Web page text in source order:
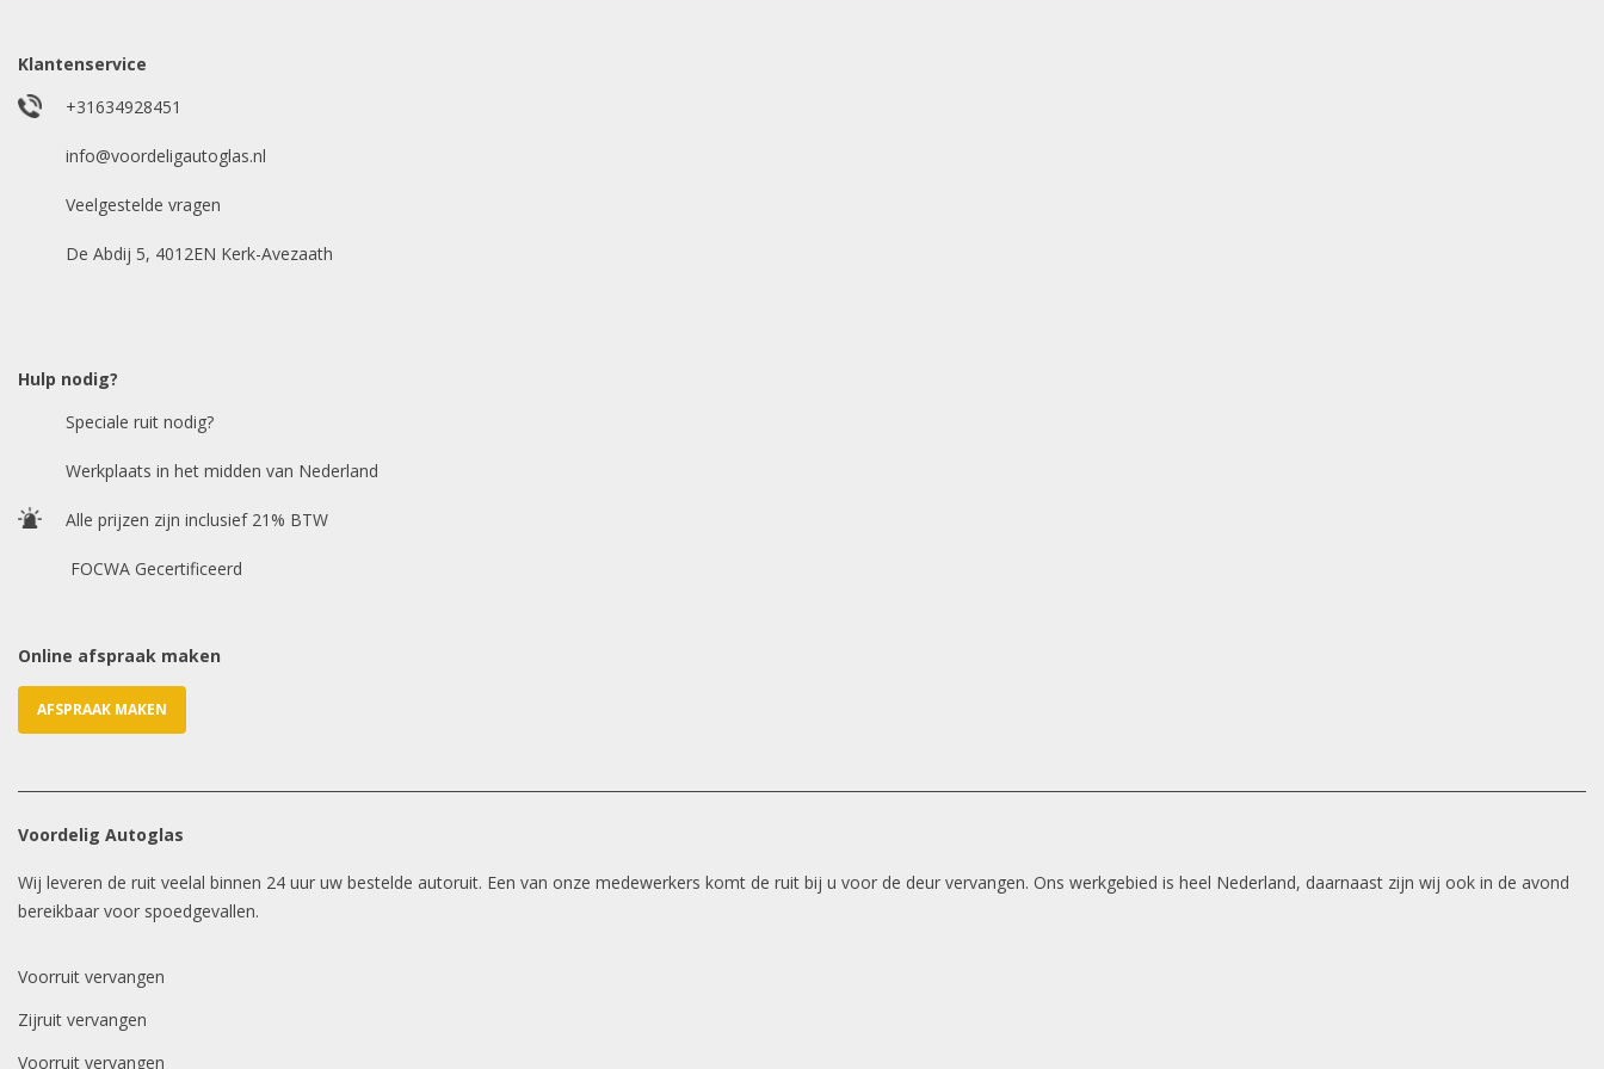
Model auto
E-mailadres *
Klantenservice
+31634928451
info@voordeligautoglas.nl
Veelgestelde vragen
De Abdij 5, 4012EN Kerk-Avezaath
Hulp nodig?
Speciale ruit nodig?
Werkplaats in het midden van Nederland
Alle prijzen zijn inclusief 21% BTW
FOCWA Gecertificeerd
Online afspraak maken
AFSPRAAK MAKEN
Voordelig Autoglas
Wij leveren de ruit veelal binnen 24 uur uw bestelde autoruit. Een van onze medewerkers komt de ruit bij u voor de deur vervangen. Ons werkgebied is heel Nederland, daarnaast zijn wij ook in de avond
bereikbaar voor spoedgevallen.
Voorruit vervangen
Zijruit vervangen
Voorruit vervangen